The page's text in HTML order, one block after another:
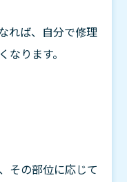
れば、自分で修理
ります。
その部位に応じて